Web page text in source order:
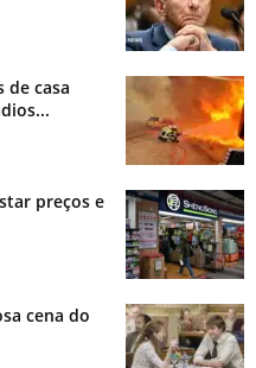
de casa
preços e
cena do